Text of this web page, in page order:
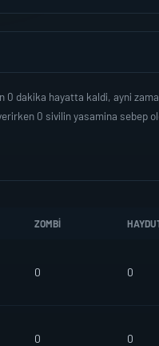
dakika hayatta kaldi, ayni
0 sivilin yasamina sebep
ZOMBI
0 0
0 0